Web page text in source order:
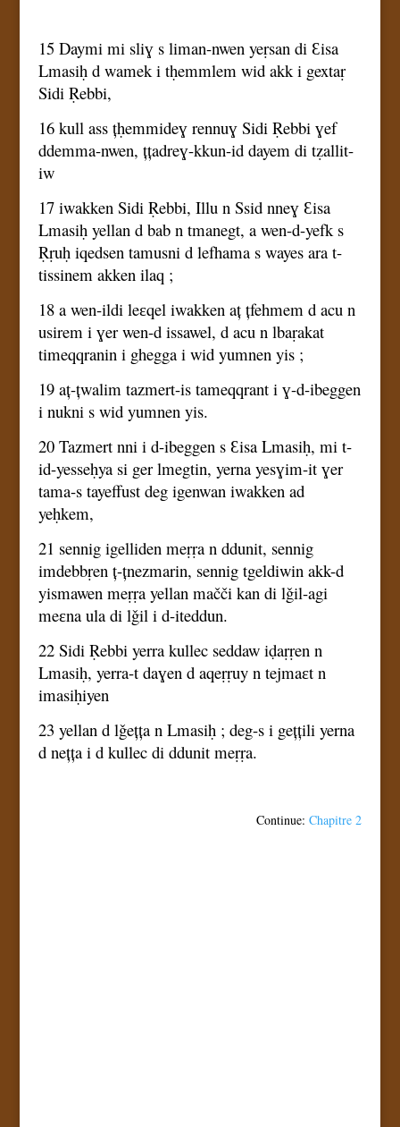
15 Daymi mi sliɣ s liman-nwen yeṛsan di Ɛisa
Lmasiḥ d wamek i tḥemmlem wid akk i gextaṛ
Sidi Ṛebbi,
16 kull ass țḥemmideɣ rennuɣ Sidi Ṛebbi ɣef
ddemma-nwen, țțadreɣ-kkun-id dayem di tẓallit-
iw
17 iwakken Sidi Ṛebbi, Illu n Ssid nneɣ Ɛisa
Lmasiḥ yellan d bab n tmanegt, a wen-d-yefk s
Ṛṛuḥ iqedsen tamusni d lefhama s wayes ara t-
tissinem akken ilaq ;
18 a wen-ildi leɛqel iwakken aț țfehmem d acu n
usirem i ɣer wen-d issawel, d acu n lbaṛakat
timeqqranin i ghegga i wid yumnen yis ;
19 aț-țwalim tazmert-is tameqqrant i ɣ-d-ibeggen
i nukni s wid yumnen yis.
20 Tazmert nni i d-ibeggen s Ɛisa Lmasiḥ, mi t-
id-yesseḥya si ger lmegtin, yerna yesɣim-it ɣer
tama-s tayeffust deg igenwan iwakken ad
yeḥkem,
21 sennig igelliden meṛṛa n ddunit, sennig
imdebbṛen ț-țnezmarin, sennig tgeldiwin akk-d
yismawen meṛṛa yellan mačči kan di lǧil-agi
meɛna ula di lǧil i d-iteddun.
22 Sidi Ṛebbi yerra kullec seddaw iḍaṛṛen n
Lmasiḥ, yerra-t daɣen d aqeṛṛuy n tejmaɛt n
imasiḥiyen
23 yellan d lǧețța n Lmasiḥ ; deg-s i gețțili yerna
d nețța i d kullec di ddunit meṛṛa.
Continue:Chapitre 2